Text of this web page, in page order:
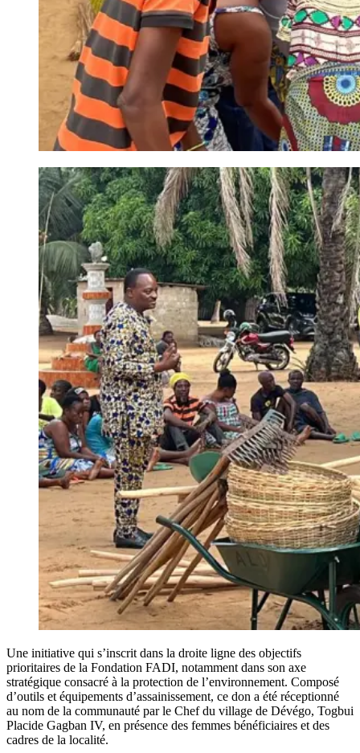
Une initiative qui s’inscrit dans la droite ligne des objectifs
prioritaires de la Fondation FADI, notamment dans son axe
stratégique consacré à la protection de l’environnement. Composé
d’outils et équipements d’assainissement, ce don a été réceptionné
au nom de la communauté par le Chef du village de Dévégo, Togbui
Placide Gagban IV, en présence des femmes bénéficiaires et des
cadres de la localité.